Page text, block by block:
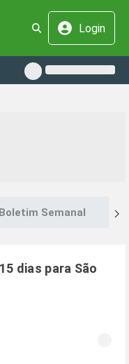
Login
Boletim Semanal
dias para São